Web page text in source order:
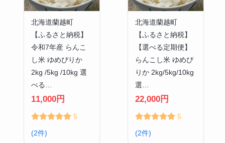
北海道蘭越町
【ふるさと納税】
令和7年産 らんこ
し米 ゆめぴりか
2kg /5kg /10kg 選
べる…
11,000円
5
(2件)
北海道蘭越町
【ふるさと納税】
【選べる定期便】
らんこし米 ゆめぴ
りか 2kg/5kg/10kg
選…
22,000円
5
(2件)